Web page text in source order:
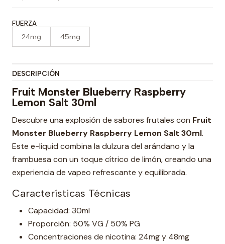
FUERZA
24mg 45mg
DESCRIPCIÓN
Fruit Monster Blueberry Raspberry
Lemon Salt 30ml
Descubre una explosión de sabores frutales con Fruit
Monster Blueberry Raspberry Lemon Salt 30ml.
Este e-liquid combina la dulzura del arándano y la
frambuesa con un toque cítrico de limón, creando una
experiencia de vapeo refrescante y equilibrada.
Características Técnicas
Capacidad: 30ml
Proporción: 50% VG / 50% PG
Concentraciones de nicotina: 24mg y 48mg